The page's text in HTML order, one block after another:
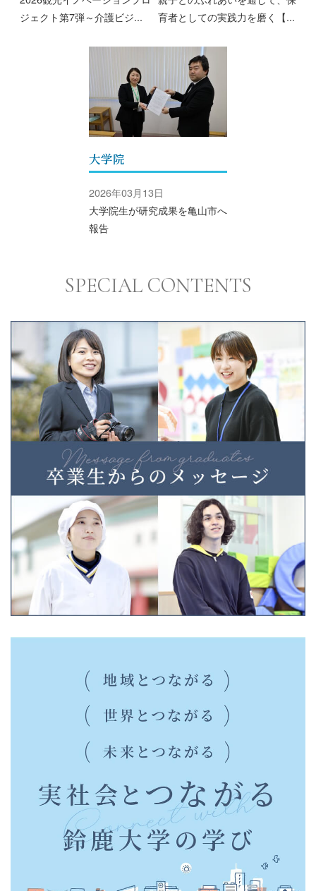
ジェクト第7弾～介護ビジ...
育者としての実践力を磨く【...
大学院
2026年03月13日
大学院生が研究成果を亀山市へ
報告
SPECIAL CONTENTS